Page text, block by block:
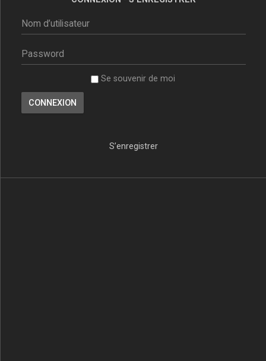
Se souvenir de moi
S’enregistrer